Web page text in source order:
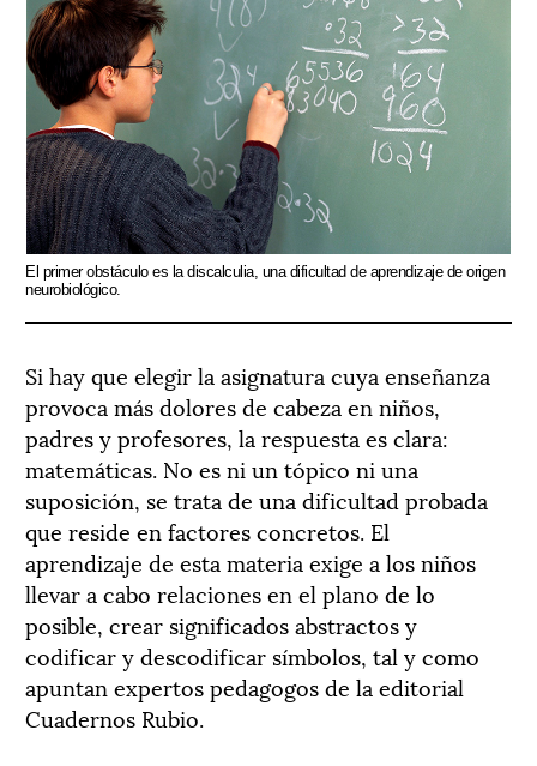
El primer obstáculo es la discalculia, una dificultad de aprendizaje de origen
neurobiológico.
Si hay que elegir la asignatura cuya enseñanza
provoca más dolores de cabeza en niños,
padres y profesores, la respuesta es clara:
matemáticas. No es ni un tópico ni una
suposición, se trata de una dificultad probada
que reside en factores concretos. El
aprendizaje de esta materia exige a los niños
llevar a cabo relaciones en el plano de lo
posible, crear significados abstractos y
codificar y descodificar símbolos, tal y como
apuntan expertos pedagogos de la editorial
Cuadernos Rubio.